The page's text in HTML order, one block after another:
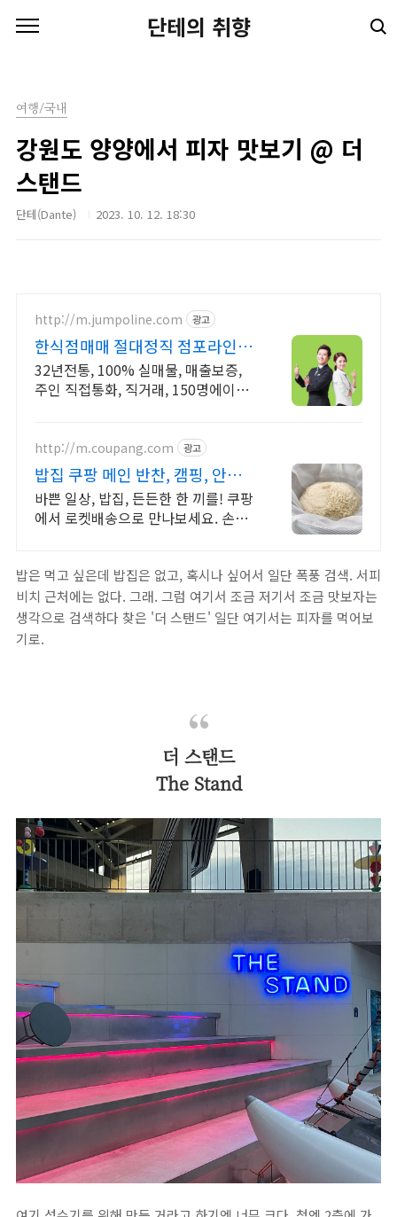
단테의 취향
여행/국내
강원도 양양에서 피자 맛보기 @ 더
스탠드
단테(Dante) 2023. 10. 12. 18:30
http://m.jumpoline.com 광고
한식점매매 절대정직 점포라인 빠
른 직거래 & 안전중개거래
32년전통, 100% 실매물, 매출보증,
주인 직접통화, 직거래, 150명에이전
http://m.coupang.com 광고
밥집 쿠팡 메인 반찬, 캠핑, 안주
까지
바쁜 일상, 밥집, 든든한 한 끼를! 쿠팡
에서 로켓배송으로 만나보세요. 손쉽
밥은 먹고 싶은데 밥집은 없고, 혹시나 싶어서 일단 폭풍 검색. 서피
비치 근처에는 없다. 그래. 그럼 여기서 조금 저기서 조금 맛보자는
생각으로 검색하다 찾은 '더 스탠드' 일단 여기서는 피자를 먹어보
기로.
더 스탠드
The Stand